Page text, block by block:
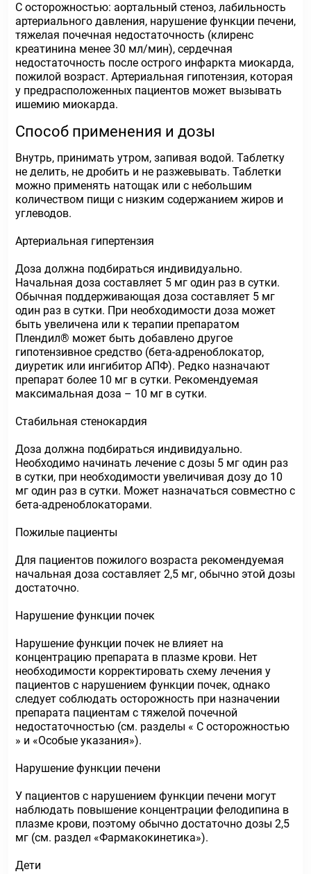
С осторожностью: аортальный стеноз, лабильность
артериального давления, нарушение функции печени,
тяжелая почечная недостаточность (клиренс
креатинина менее 30 мл/мин), сердечная
недостаточность после острого инфаркта миокарда,
пожилой возраст. Артериальная гипотензия, которая
у предрасположенных пациентов может вызывать
ишемию миокарда.
Способ применения и дозы
Внутрь, принимать утром, запивая водой. Таблетку
не делить, не дробить и не разжевывать. Таблетки
можно применять натощак или с небольшим
количеством пищи с низким содержанием жиров и
углеводов.
Артериальная гипертензия
Доза должна подбираться индивидуально.
Начальная доза составляет 5 мг один раз в сутки.
Обычная поддерживающая доза составляет 5 мг
один раз в сутки. При необходимости доза может
быть увеличена или к терапии препаратом
Плендил® может быть добавлено другое
гипотензивное средство (бета-адреноблокатор,
диуретик или ингибитор АПФ). Редко назначают
препарат более 10 мг в сутки. Рекомендуемая
максимальная доза – 10 мг в сутки.
Стабильная стенокардия
Доза должна подбираться индивидуально.
Необходимо начинать лечение с дозы 5 мг один раз
в сутки, при необходимости увеличивая дозу до 10
мг один раз в сутки. Может назначаться совместно с
бета-адреноблокаторами.
Пожилые пациенты
Для пациентов пожилого возраста рекомендуемая
начальная доза составляет 2,5 мг, обычно этой дозы
достаточно.
Нарушение функции почек
Нарушение функции почек не влияет на
концентрацию препарата в плазме крови. Нет
необходимости корректировать схему лечения у
пациентов с нарушением функции почек, однако
следует соблюдать осторожность при назначении
препарата пациентам с тяжелой почечной
недостаточностью (см. разделы « С осторожностью
» и «Особые указания»).
Нарушение функции печени
У пациентов с нарушением функции печени могут
наблюдать повышение концентрации фелодипина в
плазме крови, поэтому обычно достаточно дозы 2,5
мг (см. раздел «Фармакокинетика»).
Дети